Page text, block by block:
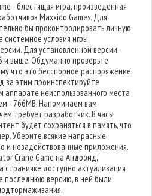
- блестящая игра, произведенная
Maxxido Games. Для
бы проконтролировать личную
условия игры
Для установленной версии -
и выше. Обдуманно проверьте
что это бесспорное распоряжение
за этим проинспектируйте
аппарате неиспользованного места
- 766MB. Напоминаем вам
требует разработчик. В часы
будет сохраняться в память, что
Уберите всякие напрасные
и незадействованные приложения.
Crane Game на Андроид,
страничке доступно актуализация
последнюю версию, в ней были